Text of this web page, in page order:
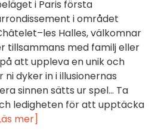
i Paris första
i området
Halles, välkomnar
tillsammans med familj eller
att uppleva en unik och
dyker in i illusionernas
sinnen sätts ur spel... Ta
ledigheten för att upptäcka
mer]